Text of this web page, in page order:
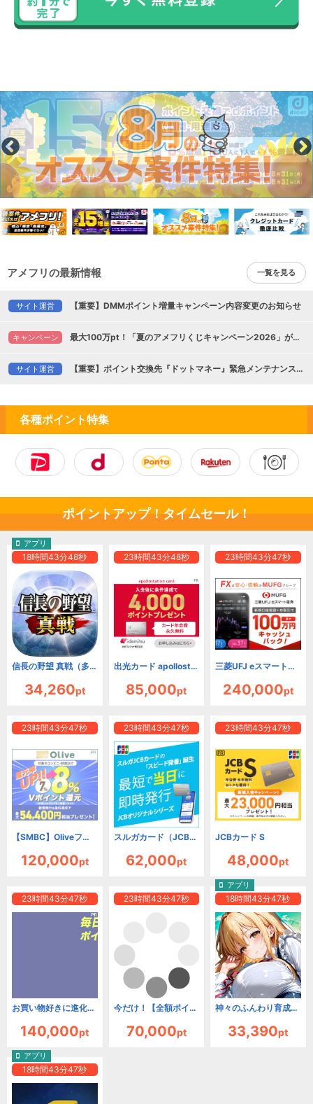
アメフリの最新情報 一覧を見る
サイト運営 【重要】DMMポイント増量キャンペーン内容変更のお知らせ
キャンペーン 最大100万pt！「夏のアメフリくじキャンペーン2026」がスタート！(7/31まで)
サイト運営 【重要】ポイント交換先『ドットマネー』緊急メンテナンスによる交換一時停止のお知らせ
各種ポイント特集
ポイントアップ！タイムセール！
アプリ
18時間43分46秒
信長の野望 真戦（多段階）【Android】
34,260pt
23時間43分46秒
出光カード apollostation card（旧まいどプラスカード）
85,000pt
23時間43分46秒
三菱UFJ eスマート証券 FX（旧：auカブコム証券）
240,000pt
23時間43分46秒
【SMBC】Oliveフレキシブルペイ ゴールド
120,000pt
23時間43分46秒
スルガカード（JCB）【スルガ銀行口座必須】
62,000pt
23時間43分46秒
JCBカード S
48,000pt
23時間43分46秒
お買い物好きに進化したゴールドカード！三井住友カード ゴールド（NL）（家族カード発行）
140,000pt
23時間43分46秒
今だけ！【全額ポイントキャッシュバック】実施中ブライダルネット
70,000pt
アプリ
18時間43分46秒
神々のふんわり育成日誌！～放置で推せる極楽神生活～【Android】
33,390pt
アプリ
18時間43分46秒